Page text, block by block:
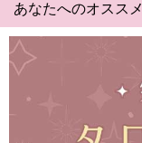
あなたへのオススメ